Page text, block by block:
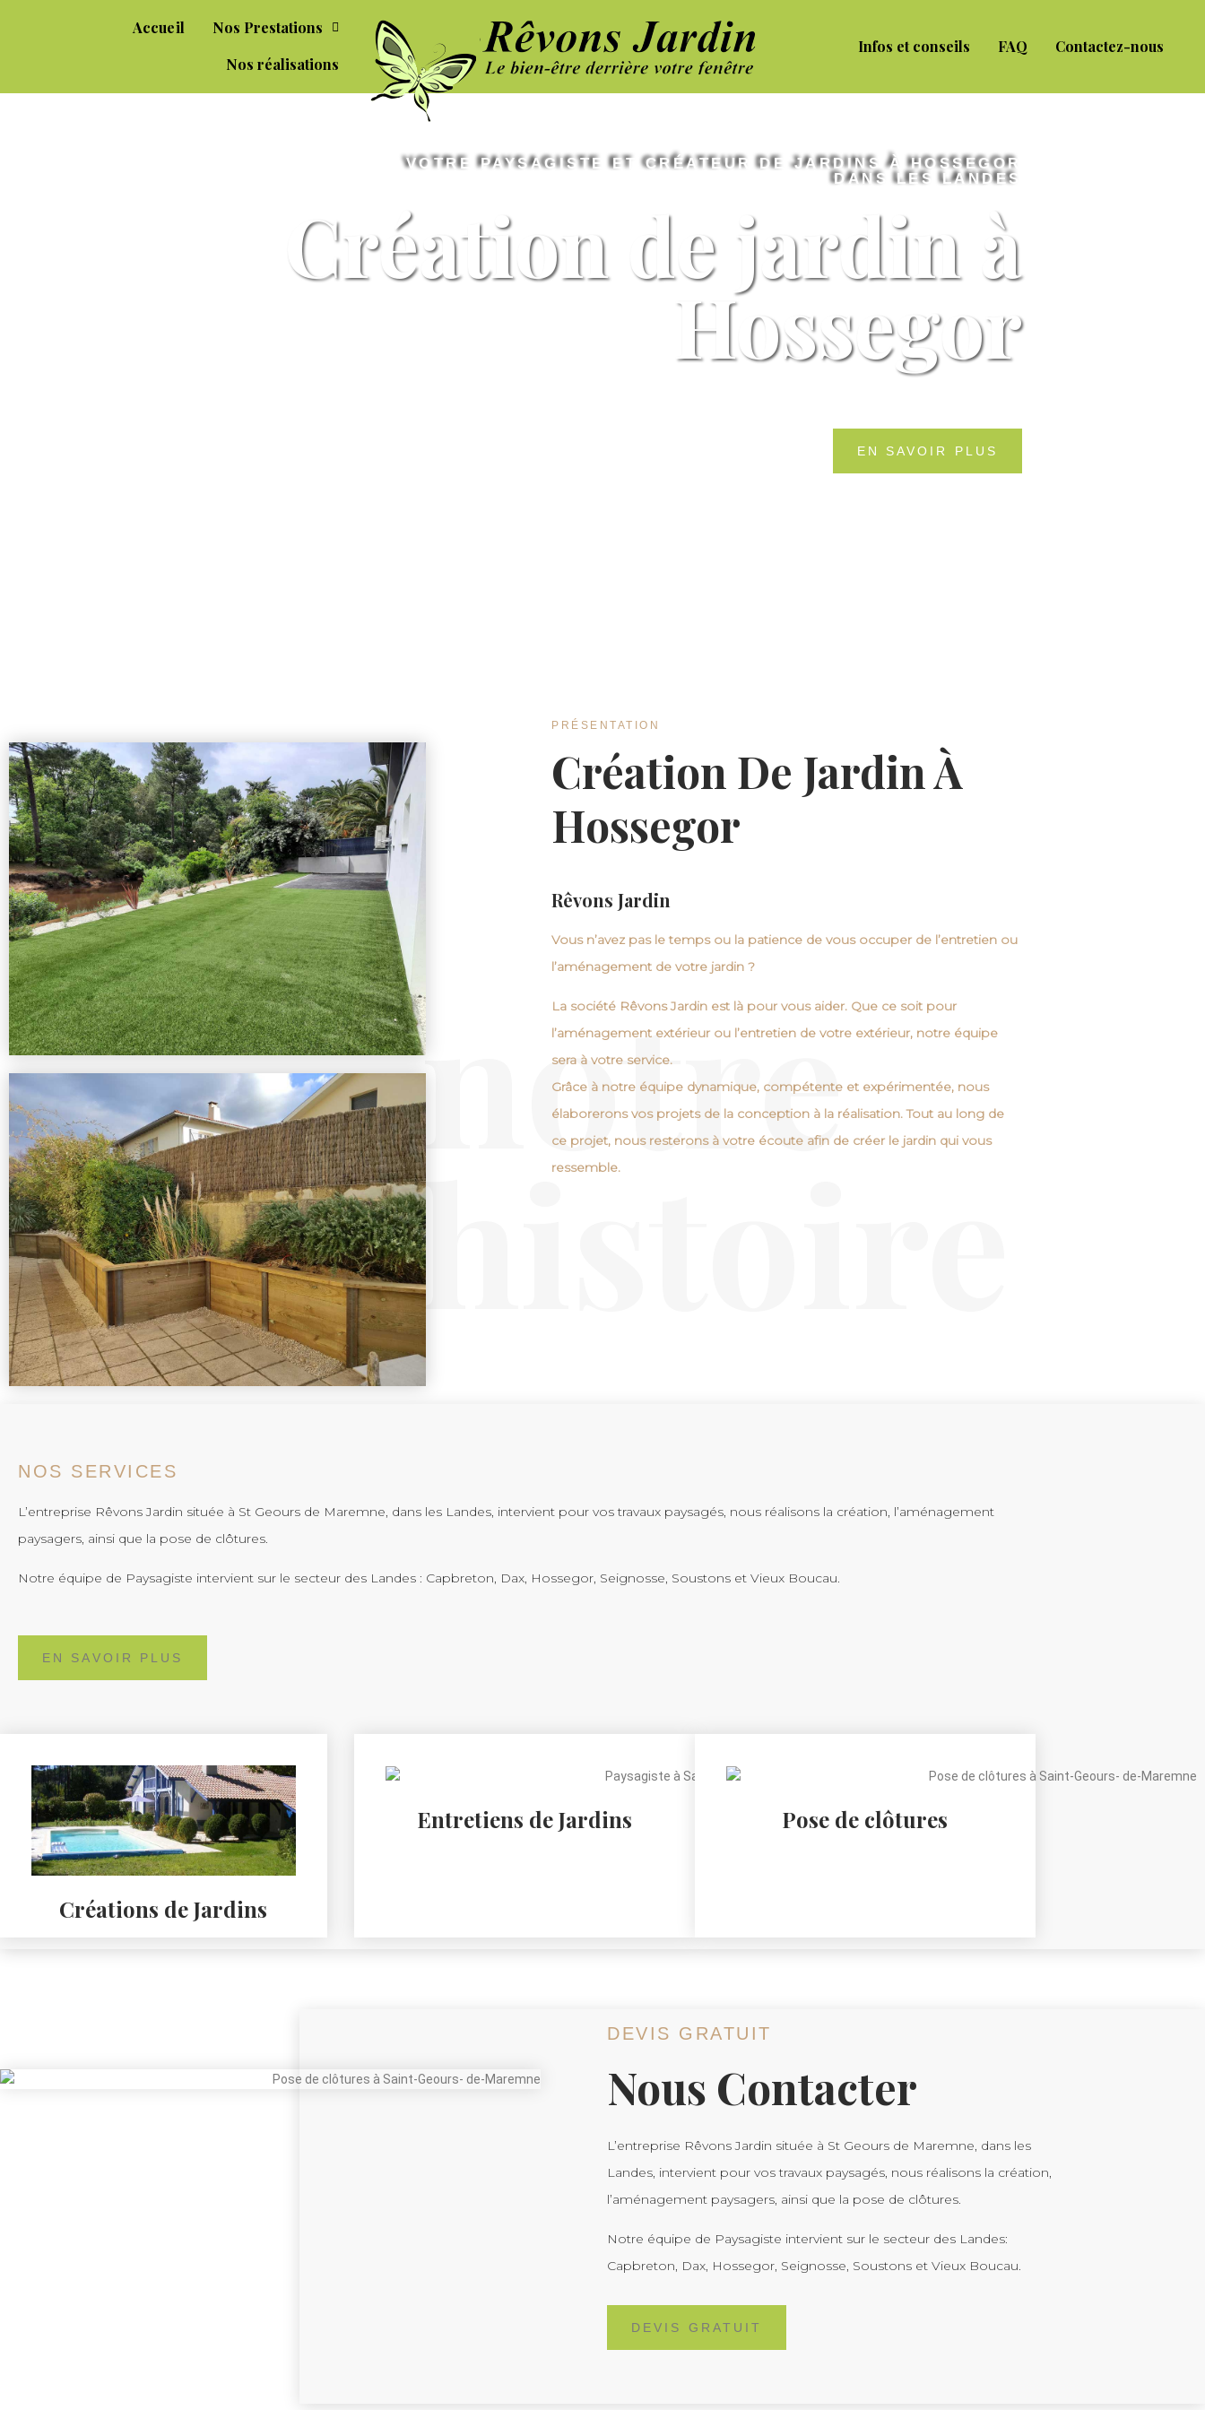
Accueil
Nos Prestations
Nos réalisations
Infos et conseils FAQ Contactez-nous
VOTRE PAYSAGISTE ET CRÉATEUR DE JARDINS À HOSSEGOR
DANS LES LANDES
Création de jardin à
Hossegor
EN SAVOIR PLUS
PRÉSENTATION
Création De Jardin À
Hossegor
Rêvons Jardin
Vous n’avez pas le temps ou la patience de vous occuper de l’entretien ou
l’aménagement de votre jardin ?
La société Rêvons Jardin est là pour vous aider. Que ce soit pour
l’aménagement extérieur ou l’entretien de votre extérieur, notre équipe
sera à votre service.
Grâce à notre équipe dynamique, compétente et expérimentée, nous
élaborerons vos projets de la conception à la réalisation. Tout au long de
ce projet, nous resterons à votre écoute afin de créer le jardin qui vous
ressemble.
notre
histoire
NOS SERVICES
L’entreprise Rêvons Jardin située à St Geours de Maremne, dans les Landes, intervient pour vos travaux paysagés, nous réalisons la création, l’aménagement
paysagers, ainsi que la pose de clôtures.
Notre équipe de Paysagiste intervient sur le secteur des Landes : Capbreton, Dax, Hossegor, Seignosse, Soustons et Vieux Boucau.
EN SAVOIR PLUS
Créations de Jardins
Entretiens de Jardins Pose de clôtures
DEVIS GRATUIT
Nous Contacter
L’entreprise Rêvons Jardin située à St Geours de Maremne, dans les
Landes, intervient pour vos travaux paysagés, nous réalisons la création,
l’aménagement paysagers, ainsi que la pose de clôtures.
Notre équipe de Paysagiste intervient sur le secteur des Landes:
Capbreton, Dax, Hossegor, Seignosse, Soustons et Vieux Boucau.
DEVIS GRATUIT